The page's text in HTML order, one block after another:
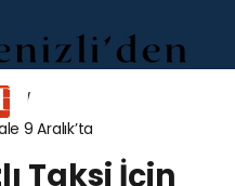
9 Aralık’ta
Taksi İçin
müzikle hayat buluyor